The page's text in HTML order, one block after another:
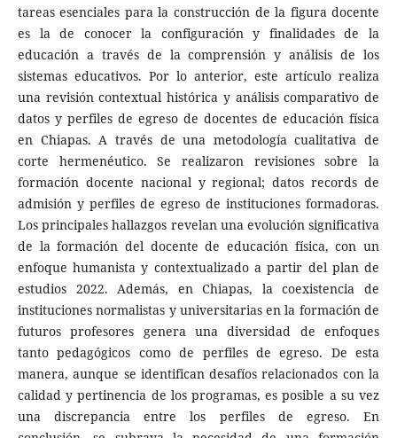
tareas esenciales para la construcción de la figura docente
es la de conocer la configuración y finalidades de la
educación a través de la comprensión y análisis de los
sistemas educativos. Por lo anterior, este artículo realiza
una revisión contextual histórica y análisis comparativo de
datos y perfiles de egreso de docentes de educación física
en Chiapas. A través de una metodología cualitativa de
corte hermenéutico. Se realizaron revisiones sobre la
formación docente nacional y regional; datos records de
admisión y perfiles de egreso de instituciones formadoras.
Los principales hallazgos revelan una evolución significativa
de la formación del docente de educación física, con un
enfoque humanista y contextualizado a partir del plan de
estudios 2022. Además, en Chiapas, la coexistencia de
instituciones normalistas y universitarias en la formación de
futuros profesores genera una diversidad de enfoques
tanto pedagógicos como de perfiles de egreso. De esta
manera, aunque se identifican desafíos relacionados con la
calidad y pertinencia de los programas, es posible a su vez
una discrepancia entre los perfiles de egreso. En